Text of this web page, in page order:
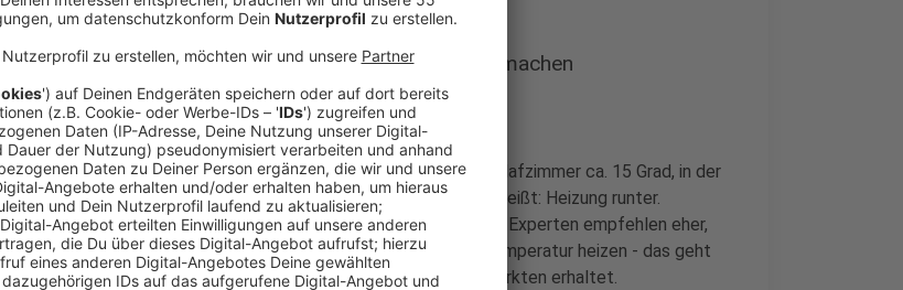
Gas-Sparen: Das kann ich in den eigenen vier Wänden machen
Anzeige
Experten sagen, dass es vollkommen ausreicht, wenn im Schlafzimmer ca. 15 Grad, in der
Küche 16 Grad oder im Wohnzimmer 20 Grad vorherrschen - heißt: Heizung runter.
Heizungen ganz ausstellen soll übrigens kein guter Tipp sein. Experten empfehlen eher,
die Heizung runterzudrehen. Lieber konstant auf niedriger Temperatur heizen - das geht
am besten mit einem Heizungs-Thermostat, den ihr in Baumärkten erhaltet.